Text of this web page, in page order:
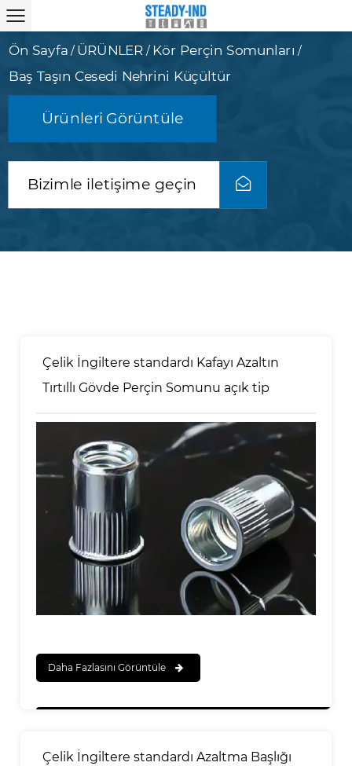
Ön Sayfa / ÜRÜNLER / Kör Perçin Somunları /
Baş Taşın Cesedi Nehrini Küçültür
Ürünleri Görüntüle
Bizimle iletişime geçin
Çelik İngiltere standardı Kafayı Azaltın
Tırtıllı Gövde Perçin Somunu açık tip
Daha Fazlasını Görüntüle
Çelik İngiltere standardı Azaltma Başlığı